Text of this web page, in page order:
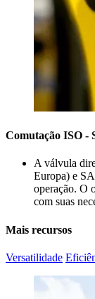
Comutação ISO -
A válvula
Europa) e
operação. O
com suas
Mais recursos
Versatilidade